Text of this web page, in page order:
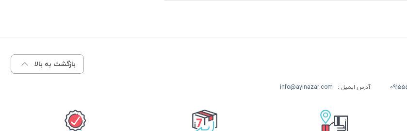
بازگشت به بالا
آدرس ایمیل : info@ayinazar.com